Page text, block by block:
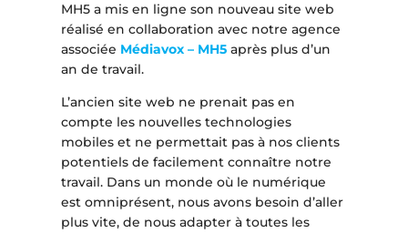
MH5 a mis en ligne son nouveau site web
réalisé en collaboration avec notre agence
associée Médiavox – MH5 après plus d’un
an de travail.
L’ancien site web ne prenait pas en
compte les nouvelles technologies
mobiles et ne permettait pas à nos clients
potentiels de facilement connaître notre
travail. Dans un monde où le numérique
est omniprésent, nous avons besoin d’aller
plus vite, de nous adapter à toutes les